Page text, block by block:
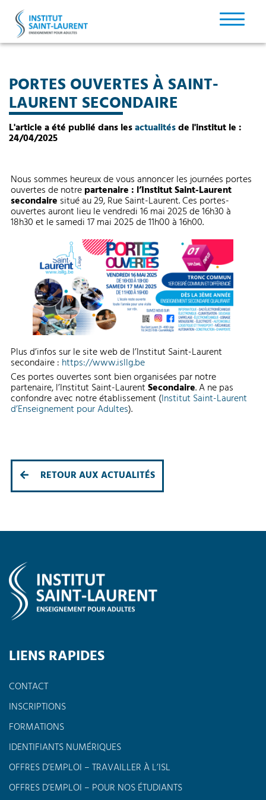
PORTES OUVERTES À SAINT-
LAURENT SECONDAIRE
L'article a été publié dans lesactualitésde l'institut le :
24/04/2025
Nous sommes heureux de vous annoncer les journées portes
ouvertes de notrepartenaire : l’Institut Saint-Laurent
secondaire situé au 29, Rue Saint-Laurent. Ces portes-
ouvertes auront lieu le vendredi 16 mai 2025 de 16h30 à
18h30 et le samedi 17 mai 2025 de 11h00 à 16h00.
Plus d’infos sur le site web de l’Institut Saint-Laurent
secondaire : https://www.isllg.be
Ces portes ouvertes sont bien organisées par notre
partenaire, l’Institut Saint-LaurentSecondaire. A ne pas
confondre avec notre établissement (Institut Saint-Laurent
d’Enseignement pour Adultes).
RETOUR AUX ACTUALITÉS
LIENS RAPIDES
CONTACT
INSCRIPTIONS
FORMATIONS
IDENTIFIANTS NUMÉRIQUES
OFFRES D’EMPLOI – TRAVAILLER À L’ISL
OFFRES D’EMPLOI – POUR NOS ÉTUDIANTS